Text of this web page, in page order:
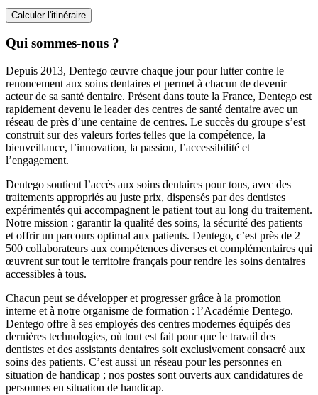
Calculer l'itinéraire
Qui sommes-nous ?
Depuis 2013, Dentego œuvre chaque jour pour lutter contre le
renoncement aux soins dentaires et permet à chacun de devenir
acteur de sa santé dentaire. Présent dans toute la France, Dentego est
rapidement devenu le leader des centres de santé dentaire avec un
réseau de près d’une centaine de centres. Le succès du groupe s’est
construit sur des valeurs fortes telles que la compétence, la
bienveillance, l’innovation, la passion, l’accessibilité et
l’engagement.
Dentego soutient l’accès aux soins dentaires pour tous, avec des
traitements appropriés au juste prix, dispensés par des dentistes
expérimentés qui accompagnent le patient tout au long du traitement.
Notre mission : garantir la qualité des soins, la sécurité des patients
et offrir un parcours optimal aux patients. Dentego, c’est près de 2
500 collaborateurs aux compétences diverses et complémentaires qui
œuvrent sur tout le territoire français pour rendre les soins dentaires
accessibles à tous.
Chacun peut se développer et progresser grâce à la promotion
interne et à notre organisme de formation : l’Académie Dentego.
Dentego offre à ses employés des centres modernes équipés des
dernières technologies, où tout est fait pour que le travail des
dentistes et des assistants dentaires soit exclusivement consacré aux
soins des patients. C’est aussi un réseau pour les personnes en
situation de handicap ; nos postes sont ouverts aux candidatures de
personnes en situation de handicap.